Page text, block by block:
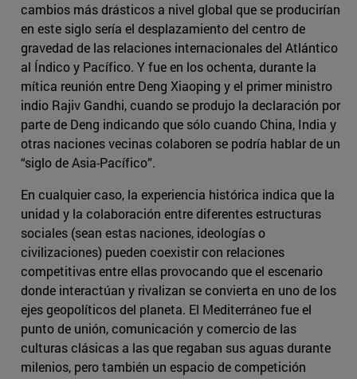
cambios más drásticos a nivel global que se producirían
en este siglo sería el desplazamiento del centro de
gravedad de las relaciones internacionales del Atlántico
al Índico y Pacífico. Y fue en los ochenta, durante la
mítica reunión entre Deng Xiaoping y el primer ministro
indio Rajiv Gandhi, cuando se produjo la declaración por
parte de Deng indicando que sólo cuando China, India y
otras naciones vecinas colaboren se podría hablar de un
“siglo de Asia-Pacífico”.
En cualquier caso, la experiencia histórica indica que la
unidad y la colaboración entre diferentes estructuras
sociales (sean estas naciones, ideologías o
civilizaciones) pueden coexistir con relaciones
competitivas entre ellas provocando que el escenario
donde interactúan y rivalizan se convierta en uno de los
ejes geopolíticos del planeta. El Mediterráneo fue el
punto de unión, comunicación y comercio de las
culturas clásicas a las que regaban sus aguas durante
milenios, pero también un espacio de competición